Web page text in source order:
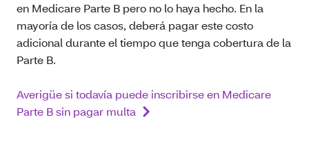
en Medicare Parte B pero no lo haya hecho. En la
mayoría de los casos, deberá pagar este costo
adicional durante el tiempo que tenga cobertura de la
Parte B.
Averigüe si todavía puede inscribirse en Medicare
Parte B sin pagar multa